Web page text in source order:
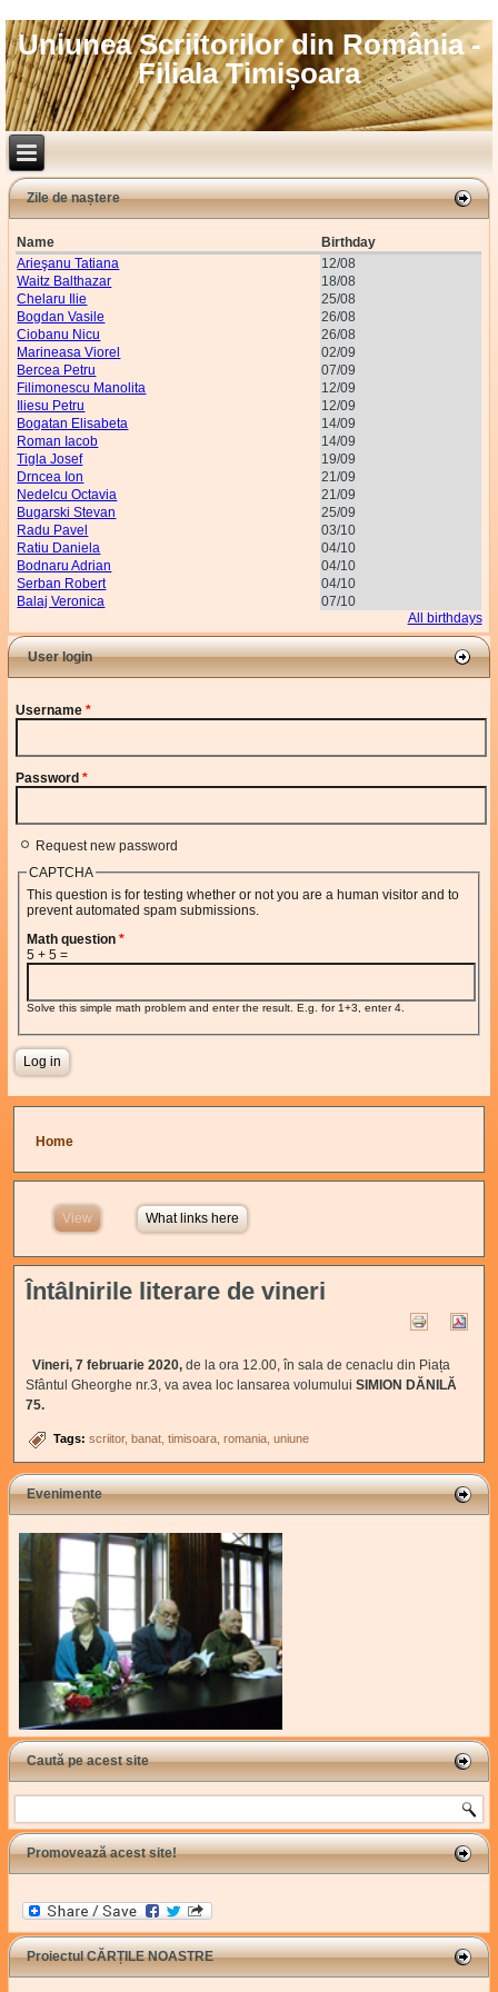
Uniunea Scriitorilor din România -
Filiala Timișoara
Zile de naștere
Name
Birthday
Arieşanu Tatiana
12/08
Waitz Balthazar
18/08
Chelaru Ilie
25/08
Bogdan Vasile
26/08
Ciobanu Nicu
26/08
Marineasa Viorel
02/09
Bercea Petru
07/09
Filimonescu Manolita
12/09
Iliesu Petru
12/09
Bogatan Elisabeta
14/09
Roman Iacob
14/09
Tigla Josef
19/09
Drncea Ion
21/09
Nedelcu Octavia
21/09
Bugarski Stevan
25/09
Radu Pavel
03/10
Ratiu Daniela
04/10
Bodnaru Adrian
04/10
Serban Robert
04/10
Balaj Veronica
07/10
All birthdays
User login
Username*
Password*
Request new password
CAPTCHA
This question is for testing whether or not you are a human visitor and to
prevent automated spam submissions.
Math question*
5 + 5 =
Solve this simple math problem and enter the result. E.g. for 1+3, enter 4.
You are here
Home
View (active tab)What links here
Întâlnirile literare de vineri
Vineri, 7 februarie 2020,de la ora 12.00, în sala de cenaclu din Piața
Sfântul Gheorghe nr.3, va avea loc lansarea volumuluiSIMION DĂNILĂ
75.
Tags:scriitor banat timisoara romania uniune
Evenimente
Caută pe acest site
Search
Promovează acest site!
Proiectul CĂRȚILE NOASTRE